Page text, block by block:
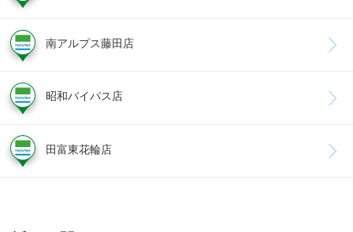
南アルプス藤田店
昭和バイパス店
田富東花輪店